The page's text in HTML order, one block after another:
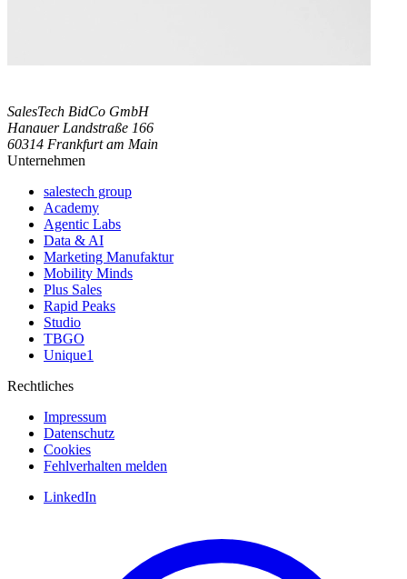
SalesTech BidCo GmbH
Hanauer Landstraße 166
60314 Frankfurt am Main
Unternehmen
salestech group
Academy
Agentic Labs
Data & AI
Marketing Manufaktur
Mobility Minds
Plus Sales
Rapid Peaks
Studio
TBGO
Unique1
Rechtliches
Impressum
Datenschutz
Cookies
Fehlverhalten melden
LinkedIn